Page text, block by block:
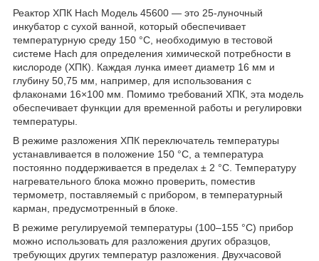
Реактор ХПК Hach Модель 45600 — это 25-луночный
инкубатор с сухой ванной, который обеспечивает
температурную среду 150 °C, необходимую в тестовой
системе Hach для определения химической потребности в
кислороде (ХПК). Каждая лунка имеет диаметр 16 мм и
глубину 50,75 мм, например, для использования с
флаконами 16×100 мм. Помимо требований ХПК, эта модель
обеспечивает функции для временной работы и регулировки
температуры.
В режиме разложения ХПК переключатель температуры
устанавливается в положение 150 °C, а температура
постоянно поддерживается в пределах ± 2 °C. Температуру
нагревательного блока можно проверить, поместив
термометр, поставляемый с прибором, в температурный
карман, предусмотренный в блоке.
В режиме регулируемой температуры (100–155 °C) прибор
можно использовать для разложения других образцов,
требующих других температур разложения. Двухчасовой